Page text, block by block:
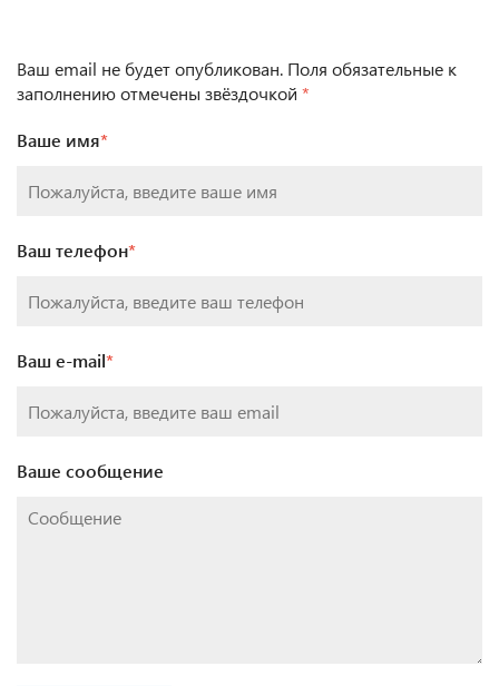
Ваш email не будет опубликован. Поля обязательные к
заполнению отмечены звёздочкой *
Ваше имя*
Ваш телефон*
Ваш e-mail*
Ваше сообщение